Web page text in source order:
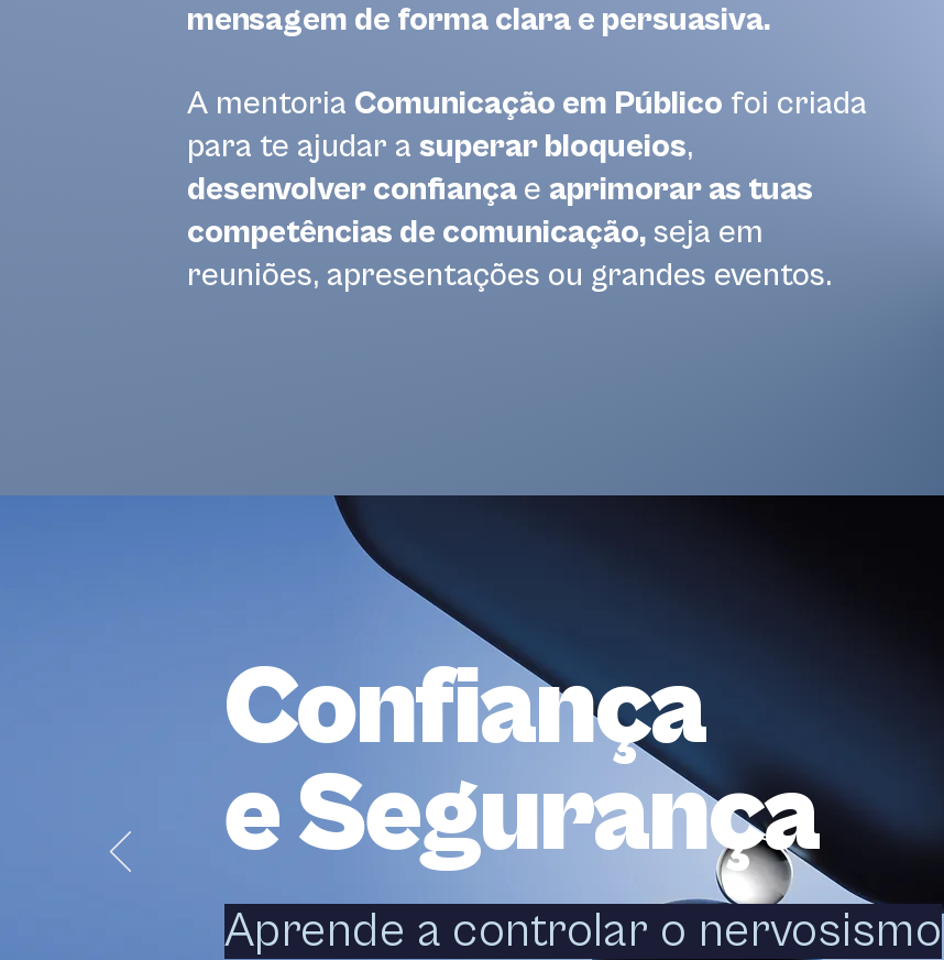
mensagem de forma clara e persuasiva.
A mentoria Comunicação em Público foi criada
para te ajudar a superar bloqueios,
desenvolver confiança e aprimorar as tuas
competências de comunicação, seja em
reuniões, apresentações ou grandes eventos.
Confiança
e Segurança
Aprende a controlar o nervosismo